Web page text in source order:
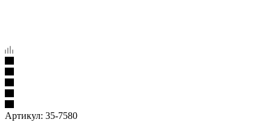
Артикул: 35-7580